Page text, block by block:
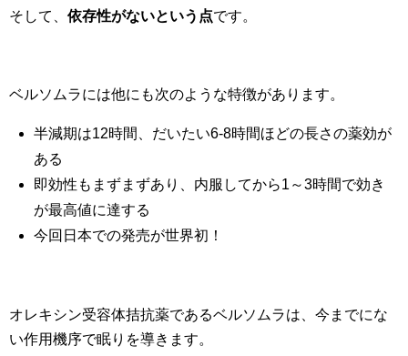
そして、 依存性がないという点です。
ベルソムラには他にも次のような特徴があります。
半減期は12時間、だいたい6-8時間ほどの長さの薬効が
ある
即効性もまずまずあり、内服してから1～3時間で効き
が最高値に達する
今回日本での発売が世界初！
オレキシン受容体拮抗薬であるベルソムラは、今までにな
い作用機序で眠りを導きます。